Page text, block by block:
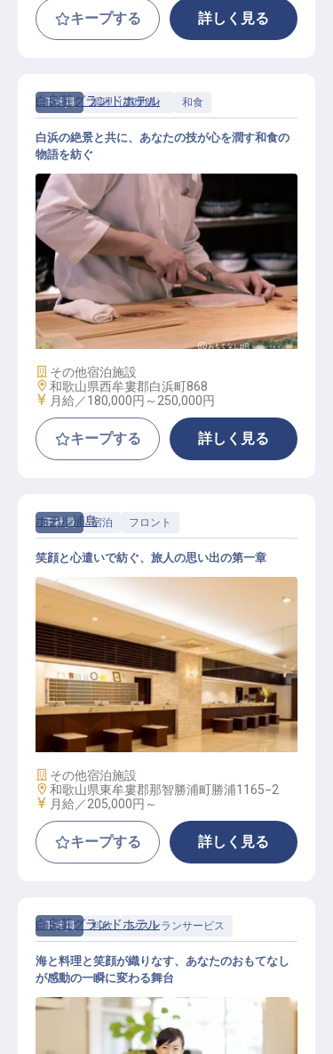
キープする 詳しく見る
正社員 調理（調理師） 和食
和食調理スタッフ
白良荘グランドホテル
白浜の絶景と共に、あなたの技が心を潤す和食の
物語を紡ぐ
施設業態
その他宿泊施設
勤務地
和歌山県西牟婁郡白浜町868
給与
月給／180,000円～ 250,000円
キープする 詳しく見る
正社員 宿泊 フロント
宿泊部フロントスタッフ
ホテル浦島
笑顔と心遣いで紡ぐ、旅人の思い出の第一章
施設業態
その他宿泊施設
勤務地
和歌山県東牟婁郡那智勝浦町勝浦1165−2
給与
月給／205,000円～
キープする 詳しく見る
正社員 料飲 レストランサービス
白良荘グランドホテル
海と料理と笑顔が織りなす、あなたのおもてなし
が感動の一瞬に変わる舞台